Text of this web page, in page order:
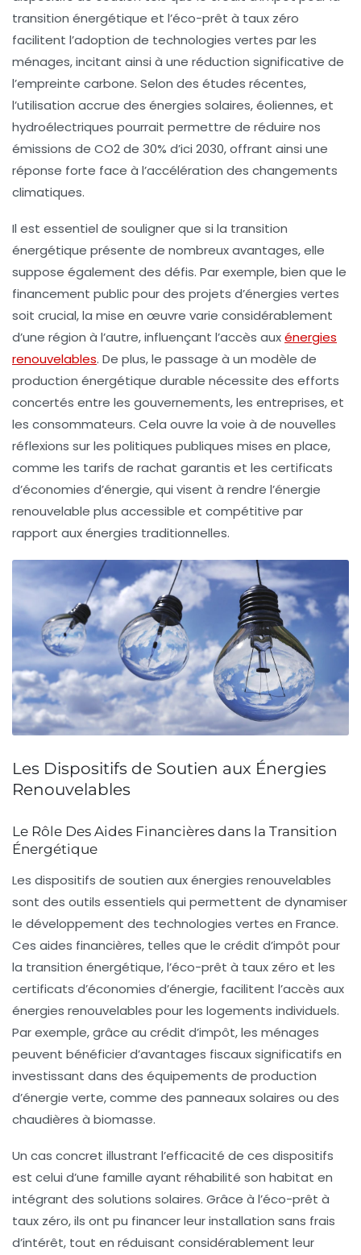
transition énergétique et l’éco-prêt à taux zéro
facilitent l’adoption de technologies vertes par les
ménages, incitant ainsi à une réduction significative de
l’empreinte carbone. Selon des études récentes,
l’utilisation accrue des énergies solaires,éoliennes, et
hydroélectriques pourrait permettre de réduire nos
émissions de CO2 de 30% d’ici 2030, offrant ainsi une
réponse forte face à l’accélération des changements
climatiques.
Il est essentiel de souligner que si la transition
énergétique présente de nombreux avantages, elle
suppose également des défis. Par exemple, bien que le
financement public pour des projets d’énergies vertes
soit crucial, la mise en œuvre varie considérablement
d’une région à l’autre, influençant l’accès auxénergies
renouvelables. De plus, le passage à un modèle de
production énergétique durable nécessite des efforts
concertés entre les gouvernements, les entreprises, et
les consommateurs. Cela ouvre la voie à de nouvelles
réflexions sur les politiques publiques mises en place,
comme les tarifs de rachat garantis et les certificats
d’économies d’énergie, qui visent à rendre l’énergie
renouvelable plus accessible et compétitive par
rapport aux énergies traditionnelles.
Les Dispositifs de Soutien aux Énergies
Renouvelables
Le Rôle Des Aides Financières dans la Transition
Énergétique
Les dispositifs de soutien aux énergies renouvelables
sont des outils essentiels qui permettent de dynamiser
le développement des technologies vertes en France.
Ces aides financières, telles que le crédit d’impôt pour
la transition énergétique, l’éco-prêt à taux zéro et les
certificats d’économies d’énergie, facilitent l’accès aux
énergies renouvelables pour les logements individuels.
Par exemple, grâce au crédit d’impôt, les ménages
peuvent bénéficier d’avantages fiscaux significatifs en
investissant dans des équipements de production
d’énergie verte, comme des panneaux solaires ou des
chaudières à biomasse.
Un cas concret illustrant l’efficacité de ces dispositifs
est celui d’une famille ayant réhabilité son habitat en
intégrant des solutions solaires. Grâce à l’éco-prêt à
taux zéro, ils ont pu financer leur installation sans frais
d’intérêt, tout en réduisant considérablement leur